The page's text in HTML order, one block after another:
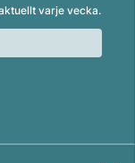
varje vecka.